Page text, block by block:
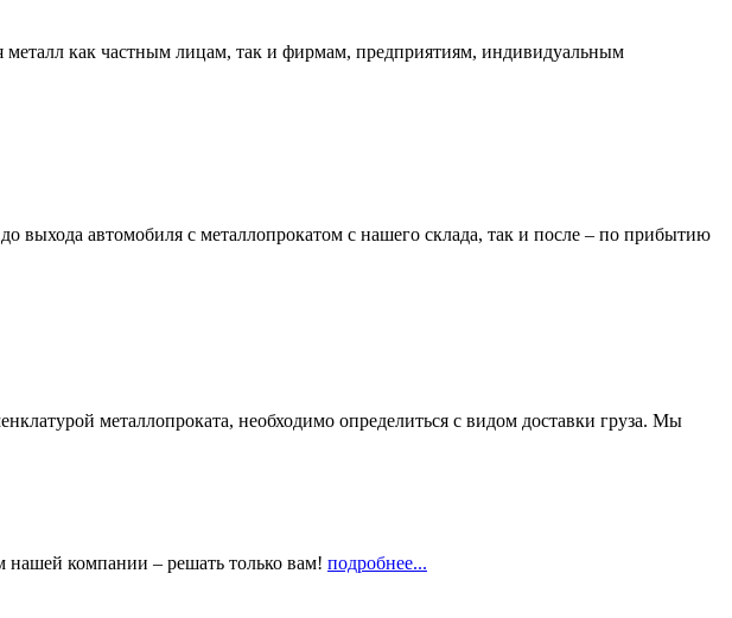
металл как частным лицам, так и фирмам, предприятиям, индивидуальным
выхода автомобиля с металлопрокатом с нашего склада, так и после – по прибытию
металлопроката, необходимо определиться с видом доставки груза. Мы
нашей компании – решать только вам! подробнее...